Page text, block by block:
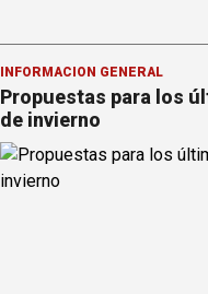
INFORMACION GENERAL
Propuestas para los
de invierno